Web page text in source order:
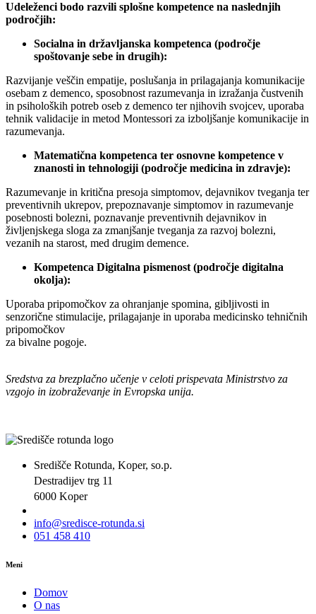
Udeleženci bodo razvili splošne kompetence na naslednjih
področjih:
Socialna in državljanska kompetenca (področje
spoštovanje sebe in drugih):
Razvijanje veščin empatije, poslušanja in prilagajanja komunikacije
osebam z demenco, sposobnost razumevanja in izražanja čustvenih
in psiholoških potreb oseb z demenco ter njihovih svojcev, uporaba
tehnik validacije in metod Montessori za izboljšanje komunikacije in
razumevanja.
Matematična kompetenca ter osnovne kompetence v
znanosti in tehnologiji (področje medicina in zdravje):
Razumevanje in kritična presoja simptomov, dejavnikov tveganja ter
preventivnih ukrepov, prepoznavanje simptomov in razumevanje
posebnosti bolezni, poznavanje preventivnih dejavnikov in
življenjskega sloga za zmanjšanje tveganja za razvoj bolezni,
vezanih na starost, med drugim demence.
Kompetenca Digitalna pismenost (področje digitalna
okolja):
Uporaba pripomočkov za ohranjanje spomina, gibljivosti in
senzorične stimulacije, prilagajanje in uporaba medicinsko tehničnih
pripomočkov
za bivalne pogoje.
Sredstva za brezplačno učenje v celoti prispevata Ministrstvo za
vzgojo in izobraževanje in Evropska unija.
Središče Rotunda, Koper, so.p.
Destradijev trg 11
6000 Koper
info@sredisce-rotunda.si
051 458 410
Meni
Domov
O nas